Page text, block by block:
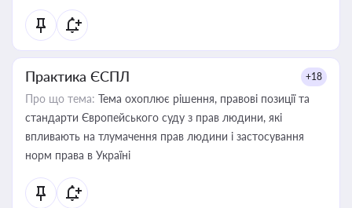
Практика ЄСПЛ +18
Про що тема: Тема охоплює рішення, правові позиції та
стандарти Європейського суду з прав людини, які
впливають на тлумачення прав людини і застосування
норм права в Україні